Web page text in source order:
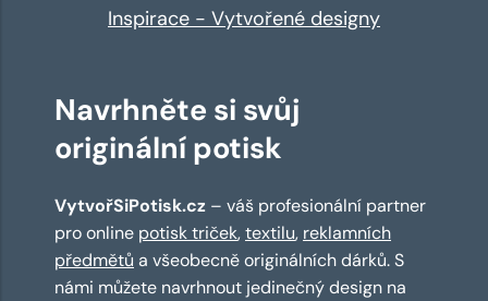
Inspirace - Vytvořené designy
Navrhněte si svůj
originální potisk
VytvořSiPotisk.cz – váš profesionální partner
pro online potisk triček,textilu, reklamních
předmětů a všeobecně originálních dárků. S
námi můžete navrhnout jedinečný design na